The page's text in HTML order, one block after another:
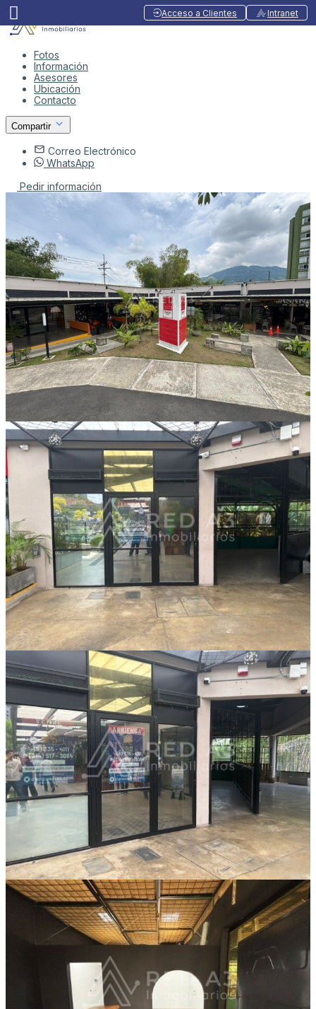
Acceso a Clientes Intranet
Fotos
Información
Asesores
Ubicación
Contacto
Compartir
Correo Electrónico
WhatsApp
Pedir información